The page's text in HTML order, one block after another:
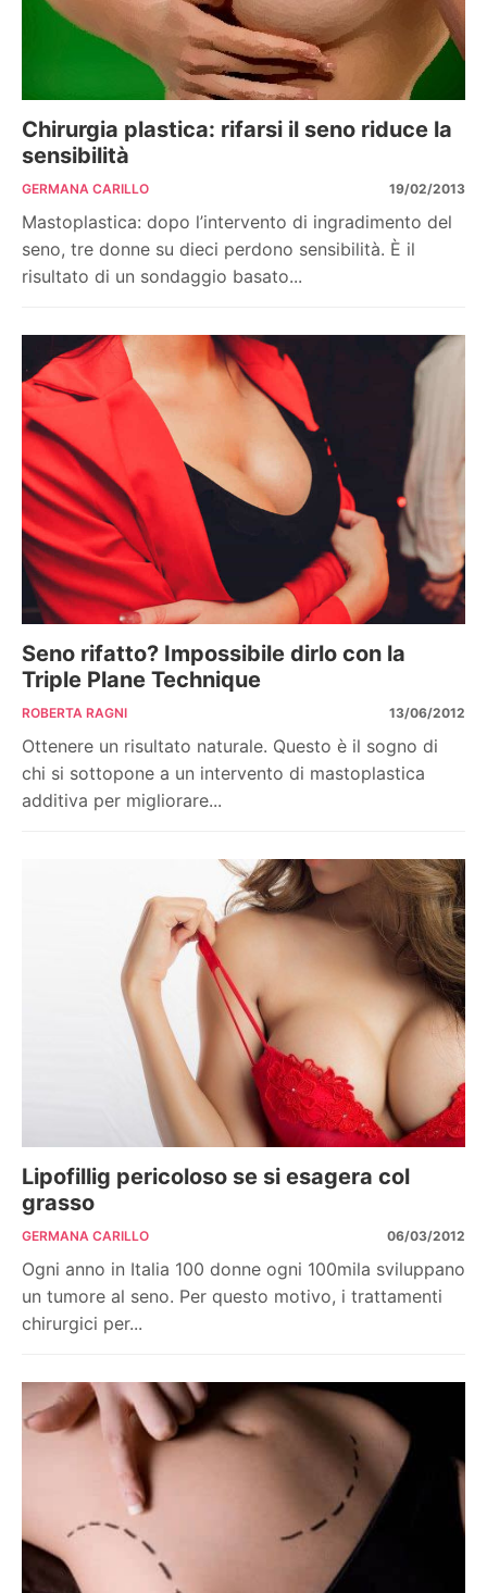
Chirurgia plastica: rifarsi il seno riduce la
sensibilità
GERMANA CARILLO 19/02/2013
Mastoplastica: dopo l’intervento di ingradimento del
seno, tre donne su dieci perdono sensibilità. È il
risultato di un sondaggio basato...
Seno rifatto? Impossibile dirlo con la
Triple Plane Technique
ROBERTA RAGNI 13/06/2012
Ottenere un risultato naturale. Questo è il sogno di
chi si sottopone a un intervento di mastoplastica
additiva per migliorare...
Lipofillig pericoloso se si esagera col
grasso
GERMANA CARILLO 06/03/2012
Ogni anno in Italia 100 donne ogni 100mila sviluppano
un tumore al seno. Per questo motivo, i trattamenti
chirurgici per...